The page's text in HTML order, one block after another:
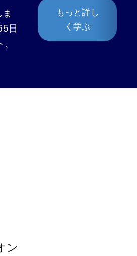
日
もっと詳し
く学ぶ
ン